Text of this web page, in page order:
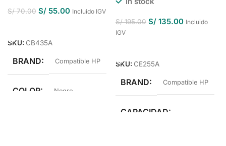
S/70.00 S/ 55.00 Incluido IGV
SKU: CB435A
BRAND Compatible HP
COLOR Negro
S/195.00 S/ 135.00 Incluido
IGV
SKU: CE255A
BRAND Compatible HP
CAPACIDAD